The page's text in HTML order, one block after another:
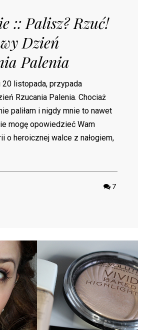
:: Palisz? Rzuć!
Dzień
Palenia
listopada, przypada
Rzucania Palenia. Chociaż
paliłam i nigdy mnie to nawet
mogę opowiedzieć Wam
o heroicznej walce z nałogiem,
7